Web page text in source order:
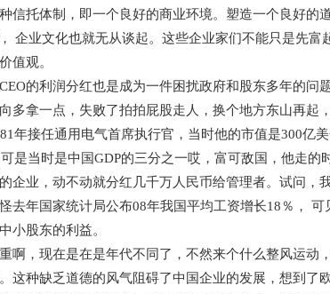
信托体制，即一个良好的商业环境。塑造一个良好的
企业文化也就无从谈起。这些企业家们不能只是先
值观。
的利润分红也是成为一件困扰政府和股东多年的问
多拿一点，失败了拍拍屁股走人，换个地方东山再起
年接任通用电气首席执行官，当时他的市值是300亿
是当时是中国GDP的三分之一哎，富可敌国，他走
企业，动不动就分红几千万人民币给管理者。试问，
去年国家统计局公布08年我国平均工资增长18％，
小股东的利益。
啊，现在是在是年代不同了，不然来个什么整风运动
这种缺乏道德的风气阻碍了中国企业的发展，想到了